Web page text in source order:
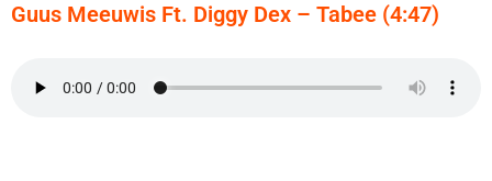
Guus Meeuwis Ft. Diggy Dex – Tabee (4:47)